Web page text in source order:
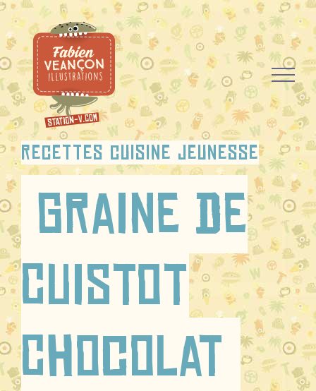
Passer
au
contenu
recettes cuisine jeunesse
Graine de
Cuistot
Chocolat